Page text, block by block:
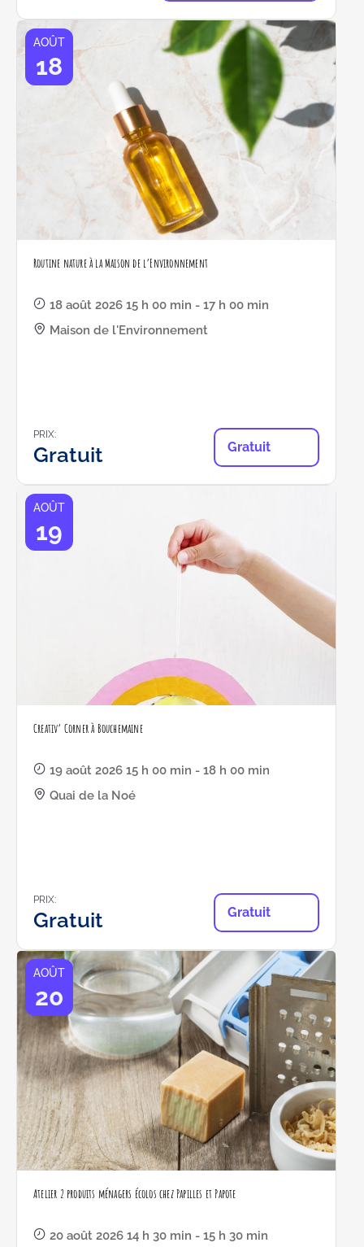
AOÛT
18
Routine nature à la Maison de l’Environnement
18 août 2026 15 h 00 min - 17 h 00 min
Maison de l'Environnement
PRIX:
Gratuit Gratuit
AOÛT
19
Creativ’ Corner à Bouchemaine
19 août 2026 15 h 00 min - 18 h 00 min
Quai de la Noé
PRIX:
Gratuit Gratuit
AOÛT
20
Atelier 2 produits ménagers écolos chez Papilles et Papote
20 août 2026 14 h 30 min - 15 h 30 min